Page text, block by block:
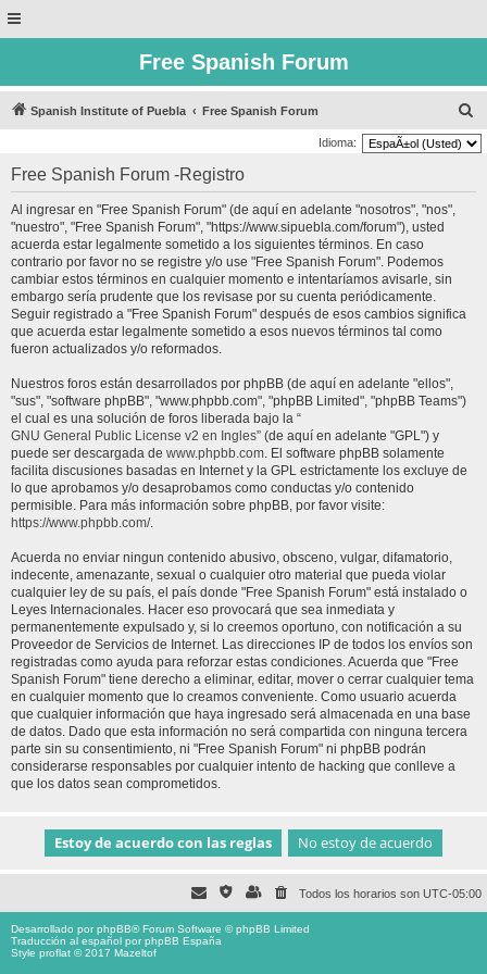
Free Spanish Forum
Spanish Institute of Puebla Free Spanish Forum
u
Idioma:
Free Spanish Forum -Registro
Al ingresar en "Free Spanish Forum" (de aquí en adelante "nosotros", "nos",
"nuestro", "Free Spanish Forum", "https://www.sipuebla.com/forum"), usted
acuerda estar legalmente sometido a los siguientes términos. En caso
contrario por favor no se registre y/o use "Free Spanish Forum". Podemos
cambiar estos términos en cualquier momento e intentaríamos avisarle, sin
embargo sería prudente que los revisase por su cuenta periódicamente.
Seguir registrado a "Free Spanish Forum" después de esos cambios significa
que acuerda estar legalmente sometido a esos nuevos términos tal como
fueron actualizados y/o reformados.
Nuestros foros están desarrollados por phpBB (de aquí en adelante "ellos",
"sus", "software phpBB", "www.phpbb.com", "phpBB Limited", "phpBB Teams")
el cual es una solución de foros liberada bajo la “
GNU General Public License v2 en Ingles” (de aquí en adelante "GPL") y
puede ser descargada de www.phpbb.com. El software phpBB solamente
facilita discusiones basadas en Internet y la GPL estrictamente los excluye de
lo que aprobamos y/o desaprobamos como conductas y/o contenido
permisible. Para más información sobre phpBB, por favor visite:
https://www.phpbb.com/.
Acuerda no enviar ningun contenido abusivo, obsceno, vulgar, difamatorio,
indecente, amenazante, sexual o cualquier otro material que pueda violar
cualquier ley de su país, el país donde "Free Spanish Forum" está instalado o
Leyes Internacionales. Hacer eso provocará que sea inmediata y
permanentemente expulsado y, si lo creemos oportuno, con notificación a su
Proveedor de Servicios de Internet. Las direcciones IP de todos los envíos son
registradas como ayuda para reforzar estas condiciones. Acuerda que "Free
Spanish Forum" tiene derecho a eliminar, editar, mover o cerrar cualquier tema
en cualquier momento que lo creamos conveniente. Como usuario acuerda
que cualquier información que haya ingresado será almacenada en una base
de datos. Dado que esta información no será compartida con ninguna tercera
parte sin su consentimiento, ni "Free Spanish Forum" ni phpBB podrán
considerarse responsables por cualquier intento de hacking que conlleve a
que los datos sean comprometidos.
Todos los horarios son UTC-05:00
Desarrollado porphpBB® Forum Software © phpBB Limited
Traducción al español porphpBB España
Style proflat © 2017 Mazeltof